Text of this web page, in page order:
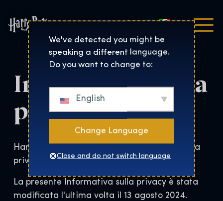
Harry Potter™: The
Italiano
Informativa sulla
privacy
Harry Potter: The Exhibition Informativa sulla
privacy
La presente Informativa sulla privacy è stata
modificata l'ultima volta il 13 agosto 2024.
We've detected you might be
speaking a different language.
Do you want to change to:
English
Change Language
Close and do not switch language